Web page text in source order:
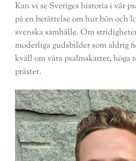
Kan vi se Sveriges historia i vår
på en berättelse om hur bön och
svenska samhälle. Om
moderliga gudsbilder som aldrig
kväll om våra psalmskatter, höga
präster.